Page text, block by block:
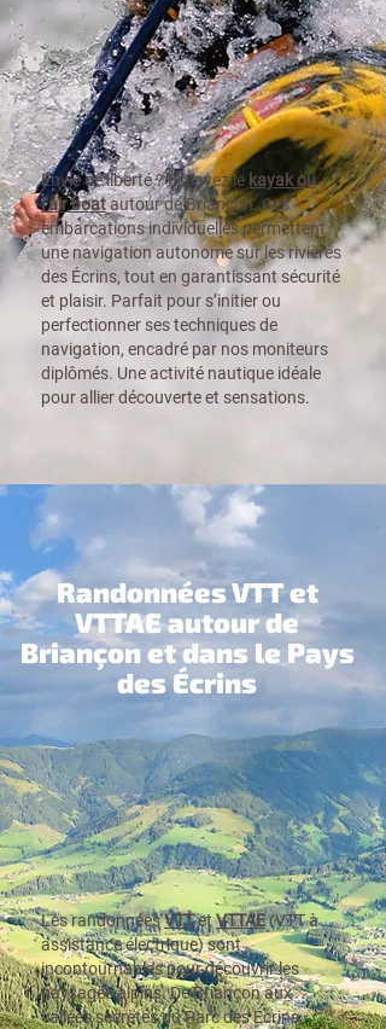
Envie de liberté ? Essayez le kayak ou
l’air boatautour de Briançon. Ces
embarcations individuelles permettent
une navigation autonome sur les rivières
des Écrins, tout en garantissant sécurité
et plaisir. Parfait pour s’initier ou
perfectionner ses techniques de
navigation, encadré par nos moniteurs
diplômés. Une activité nautique idéale
pour allier découverte et sensations.
Randonnées VTT et
VTTAE autour de
Briançon et dans le Pays
des Écrins
Les randonnéesVTTetVTTAE(VTT à
assistance électrique) sont
incontournables pour découvrir les
paysages alpins. De Briançon aux
vallées secrètes du Parc des Écrins,